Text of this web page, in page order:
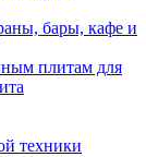
бары, кафе и
плитам для
техники